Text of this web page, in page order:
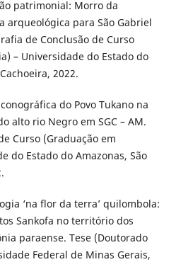
patrimonial: Morro da
arqueológica para São Gabriel
de Conclusão de Curso
– Universidade do Estado do
2022.
do Povo Tukano na
alto rio Negro em SGC – AM.
Curso (Graduação em
do Estado do Amazonas, São
‘na flor da terra’ quilombola:
Sankofa no território dos
paraense. Tese (Doutorado
Federal de Minas Gerais,